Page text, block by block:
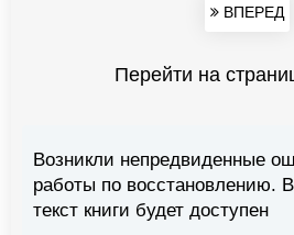
ВПЕРЕД
Перейти на
Возникли непредвиденные
работы по восстановлению.
текст книги будет доступен